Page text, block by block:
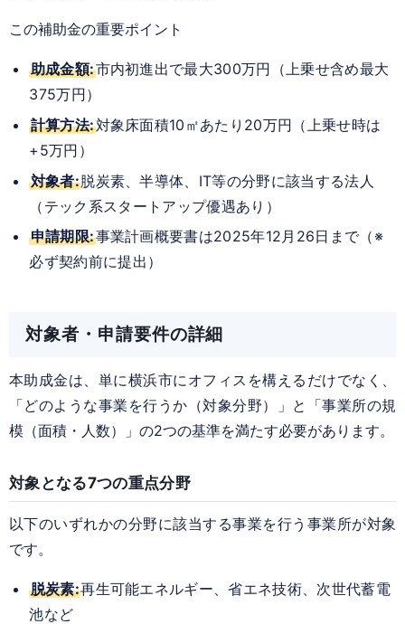
この補助金の重要ポイント
助成金額:市内初進出で最大300万円（上乗せ含め最大
375万円）
計算方法:対象床面積10㎡あたり20万円（上乗せ時は
+5万円）
対象者:脱炭素、半導体、IT等の分野に該当する法人
（テック系スタートアップ優遇あり）
申請期限:事業計画概要書は2025年12月26日まで（※
必ず契約前に提出）
対象者・申請要件の詳細
本助成金は、単に横浜市にオフィスを構えるだけでなく、
「どのような事業を行うか（対象分野）」と「事業所の規
模（面積・人数）」の2つの基準を満たす必要があります。
対象となる7つの重点分野
以下のいずれかの分野に該当する事業を行う事業所が対象
です。
脱炭素:再生可能エネルギー、省エネ技術、次世代蓄電
池など